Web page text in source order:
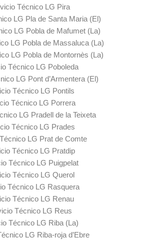
Técnico LG Pira
LG Pla de Santa Maria (El)
LG Pobla de Mafumet (La)
LG Pobla de Massaluca (La)
LG Pobla de Montornès (La)
Técnico LG Poboleda
LG Pont d’Armentera (El)
Técnico LG Pontils
Técnico LG Porrera
LG Pradell de la Teixeta
Técnico LG Prades
LG Prat de Comte
Técnico LG Pratdip
Técnico LG Puigpelat
Técnico LG Querol
Técnico LG Rasquera
Técnico LG Renau
Técnico LG Reus
Técnico LG Riba (La)
LG Riba-roja d’Ebre